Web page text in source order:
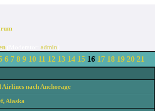
(Moderator: admin
6 7 8 9 10 11 12 13 14 1516 17 18 19 20 21
nach Anchorage
Alaska